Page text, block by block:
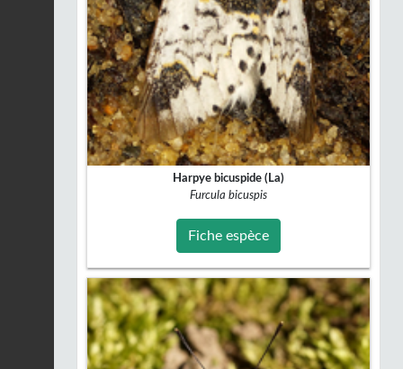
Harpye bicuspide (La)
Furcula bicuspis
Fiche espèce